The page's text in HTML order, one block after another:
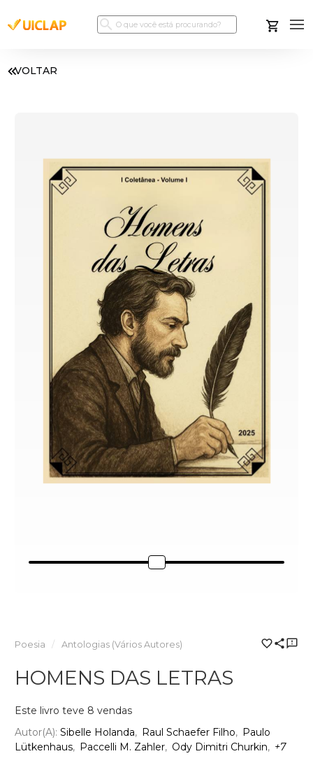
VOLTAR
Poesia Antologias (Vários Autores)
HOMENS DAS LETRAS
Este livro teve 8 vendas
Autor(a): Sibelle Holanda Raul Schaefer Filho
Paulo
Lütkenhaus
Paccelli M. Zahler Ody Dimitri Churkin +7